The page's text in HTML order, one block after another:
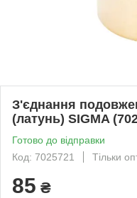
З'єднання
(латунь) SIGMA
Готово до відправки
Код: 7025721
Тільки
85 ₴